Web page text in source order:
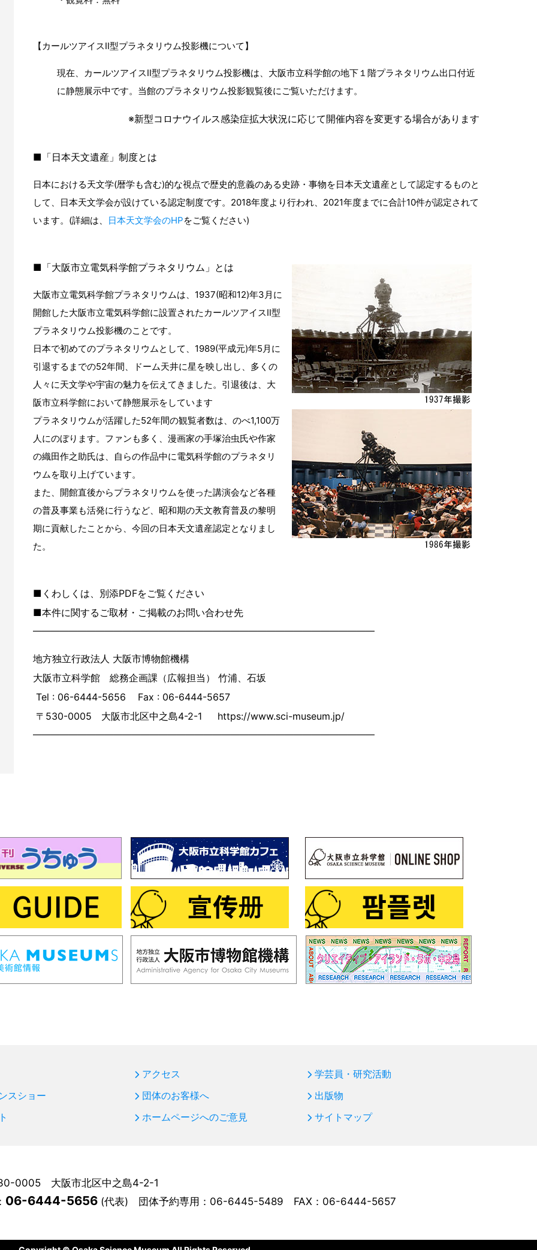
【カールツアイスⅡ型プラネタリウム投影機について】
現在、カールツアイスⅡ型プラネタリウム投影機は、大阪市立科学館の地下１階プラネタリウム出口付近
に静態展示中です。当館のプラネタリウム投影観覧後にご覧いただけます。
※新型コロナウイルス感染症拡大状況に応じて開催内容を変更する場合があります
■「日本天文遺産」制度とは
日本における天文学(暦学も含む)的な視点で歴史的意義のある史跡・事物を日本天文遺産として認定するものと
して、日本天文学会が設けている認定制度です。2018年度より行われ、2021年度までに合計10件が認定されて
います。(詳細は、
日本天文学会のHPをご覧ください)
■「大阪市立電気科学館プラネタリウム」とは
大阪市立電気科学館プラネタリウムは、1937(昭和12)年3月に
開館した大阪市立電気科学館に設置されたカールツアイスⅡ型
プラネタリウム投影機のことです。
日本で初めてのプラネタリウムとして、1989(平成元)年5月に
引退するまでの52年間、ドーム天井に星を映し出し、多くの
人々に天文学や宇宙の魅力を伝えてきました。引退後は、大
阪市立科学館において静態展示をしています
プラネタリウムが活躍した52年間の観覧者数は、のべ1,100万
人にのぼります。ファンも多く、漫画家の手塚治虫氏や作家
の織田作之助氏は、自らの作品中に電気科学館のプラネタリ
ウムを取り上げています。
また、開館直後からプラネタリウムを使った講演会など各種
の普及事業も活発に行うなど、昭和期の天文教育普及の黎明
期に貢献したことから、今回の日本天文遺産認定となりまし
た。
■くわしくは、別添PDFをご覧ください
■本件に関するご取材・ご掲載のお問い合わせ先
――――――――――――――――――――――――――――――――――――――
地方独立行政法人 大阪市博物館機構
大阪市立科学館 総務企画課（広報担当） 竹浦、石坂
Tel : 06-6444-5656 Fax : 06-6444-5657
〒530-0005 大阪市北区中之島4-2-1 https://www.sci-museum.jp/
――――――――――――――――――――――――――――――――――――――
スショー
アクセス
団体のお客様へ
ホームページへのご意見
学芸員・研究活動
出版物
サイトマップ
0005 大阪市北区中之島4-2-1
06-6444-5656 (代表) 団体予約専用： 06-6445-5489 FAX：06-6444-5657